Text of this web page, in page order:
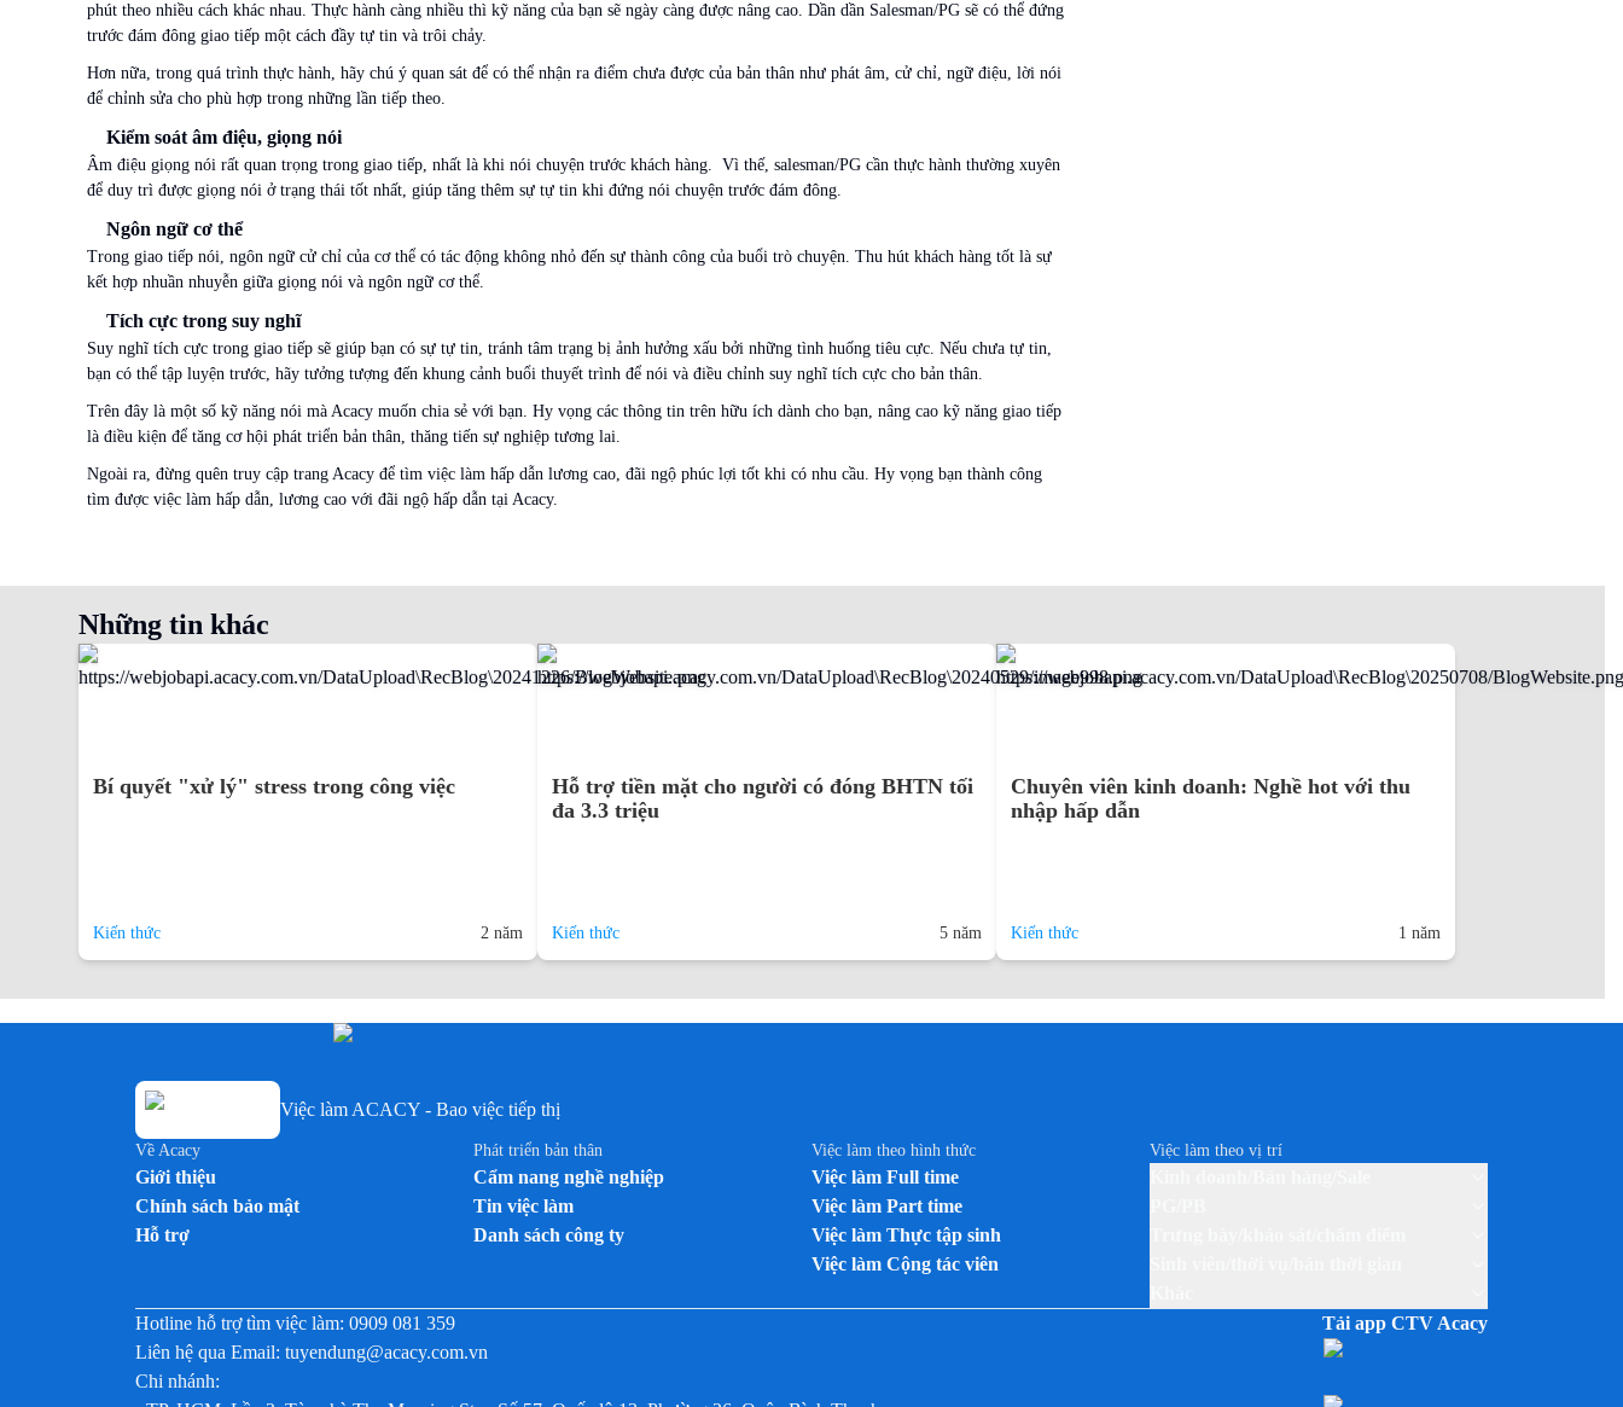
phút theo nhiều cách khác nhau. Thực hành càng nhiều thì kỹ năng của bạn sẽ ngày càng được nâng cao. Dần dần Salesman/PG sẽ có thể đứng
trước đám đông giao tiếp một cách đầy tự tin và trôi chảy.
Hơn nữa, trong quá trình thực hành, hãy chú ý quan sát để có thể nhận ra điểm chưa được của bản thân như phát âm, cử chỉ, ngữ điệu, lời nói
để chỉnh sửa cho phù hợp trong những lần tiếp theo.
Kiểm soát âm điệu, giọng nói
Âm điệu giọng nói rất quan trọng trong giao tiếp, nhất là khi nói chuyện trước khách hàng. Vì thế, salesman/PG cần thực hành thường xuyên
để duy trì được giọng nói ở trạng thái tốt nhất, giúp tăng thêm sự tự tin khi đứng nói chuyện trước đám đông.
Ngôn ngữ cơ thể
Trong giao tiếp nói, ngôn ngữ cử chỉ của cơ thể có tác động không nhỏ đến sự thành công của buổi trò chuyện. Thu hút khách hàng tốt là sự
kết hợp nhuần nhuyễn giữa giọng nói và ngôn ngữ cơ thể.
Tích cực trong suy nghĩ
Suy nghĩ tích cực trong giao tiếp sẽ giúp bạn có sự tự tin, tránh tâm trạng bị ảnh hưởng xấu bởi những tình huống tiêu cực. Nếu chưa tự tin,
bạn có thể tập luyện trước, hãy tưởng tượng đến khung cảnh buổi thuyết trình để nói và điều chỉnh suy nghĩ tích cực cho bản thân.
Trên đây là một số kỹ năng nói mà Acacy muốn chia sẻ với bạn. Hy vọng các thông tin trên hữu ích dành cho bạn, nâng cao kỹ năng giao tiếp
là điều kiện để tăng cơ hội phát triển bản thân, thăng tiến sự nghiệp tương lai.
Ngoài ra, đừng quên truy cập trang Acacy để tìm việc làm hấp dẫn lương cao, đãi ngộ phúc lợi tốt khi có nhu cầu. Hy vọng bạn thành công
tìm được việc làm hấp dẫn, lương cao với đãi ngộ hấp dẫn tại Acacy.
Những tin khác
Bí quyết "xử lý" stress trong công việc
Kiến thức 2 năm
Hỗ trợ tiền mặt cho người có đóng BHTN tối
đa 3.3 triệu
Kiến thức 5 năm
Chuyên viên kinh doanh: Nghề hot với thu
nhập hấp dẫn
Kiến thức 1 năm
Việc làm ACACY - Bao việc tiếp thị
Về Acacy
Giới thiệu
Chính sách bảo mật
Hỗ trợ
Phát triển bản thân
Cẩm nang nghề nghiệp
Tin việc làm
Danh sách công ty
Việc làm theo hình thức
Việc làm Full time
Việc làm Part time
Việc làm Thực tập sinh
Việc làm Cộng tác viên
Việc làm theo vị trí
Hotline hỗ trợ tìm việc làm: 0909 081 359
Liên hệ qua Email: tuyendung@acacy.com.vn
Chi nhánh:
Tải app CTV Acacy